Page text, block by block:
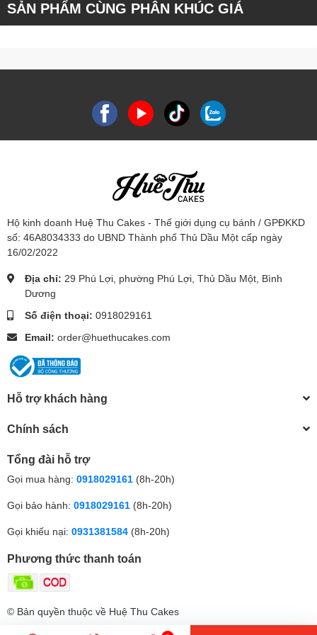
SẢN PHẨM CÙNG PHÂN KHÚC GIÁ
Hộ kinh doanh Huệ Thu Cakes - Thế giới dụng cụ bánh / GPĐKKD
số: 46A8034333 do UBND Thành phố Thủ Dầu Một cấp ngày
16/02/2022
Địa chỉ: 29 Phú Lợi, phường Phú Lợi, Thủ Dầu Một, Bình
Dương
Số điện thoại: 0918029161
Email: order@huethucakes.com
Hỗ trợ khách hàng
Chính sách
Tổng đài hỗ trợ
Gọi mua hàng: 0918029161 (8h-20h)
Gọi bảo hành: 0918029161 (8h-20h)
Gọi khiếu nại: 0931381584 (8h-20h)
Phương thức thanh toán
© Bản quyền thuộc về Huệ Thu Cakes